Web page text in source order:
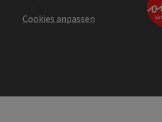
Cookies anpassen